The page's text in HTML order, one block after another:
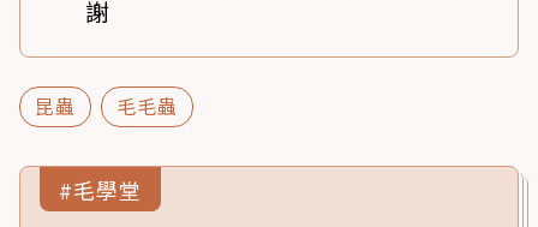
謝
昆蟲 毛毛蟲
#毛學堂